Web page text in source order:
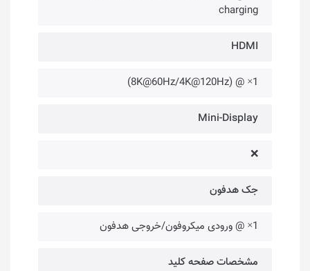
charging
HDMI
1× @ (8K@60Hz/4K@120Hz)
Mini-Display
❌
جک هدفون
1× @ ورودی میکروفون/خروجی هدفون
مشخصات صفحه کلید